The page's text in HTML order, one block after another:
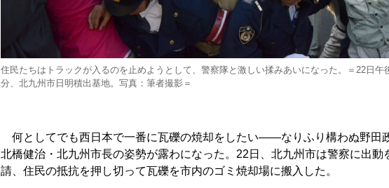
住民たちはトラックが入るのを止めようとして、警察隊と激しい揉みあいになった。＝22日午
分、北九州市日明積出基地。写真：筆者撮影＝
何としてでも西日本で一番に瓦礫の焼却をしたい――なりふり構わぬ野田
北橋健治・北九州市長の姿勢が露わになった。22日、北九州市は警察に出動
請、住民の抵抗を押し切って瓦礫を市内のゴミ焼却場に搬入した。